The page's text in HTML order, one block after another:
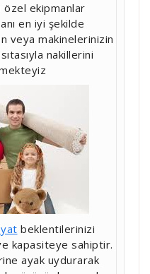
özel ekipmanlar
en iyi şekilde
veya makinelerinizin
nakillerini
beklentilerinizi
kapasiteye sahiptir.
ayak uydurarak